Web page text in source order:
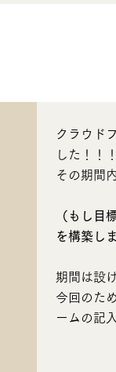
クラウド
した！！
その期間
（もし目
を構築し
期間は設
今回のた
ームの記